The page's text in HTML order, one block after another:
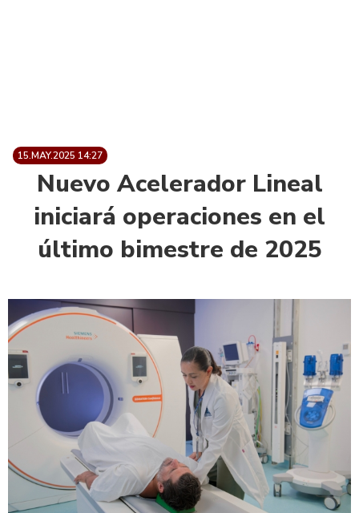
15.MAY.2025 14:27
Nuevo Acelerador Lineal
iniciará operaciones en el
último bimestre de 2025